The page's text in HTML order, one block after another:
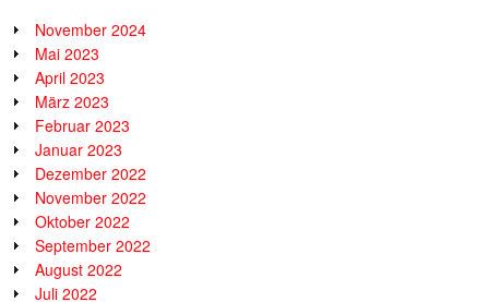
November 2024
Mai 2023
April 2023
März 2023
Februar 2023
Januar 2023
Dezember 2022
November 2022
Oktober 2022
September 2022
August 2022
Juli 2022